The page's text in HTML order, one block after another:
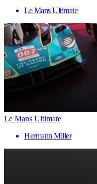
Le Mans Ultimate
Le Mans Ultimate
Hermann Miller